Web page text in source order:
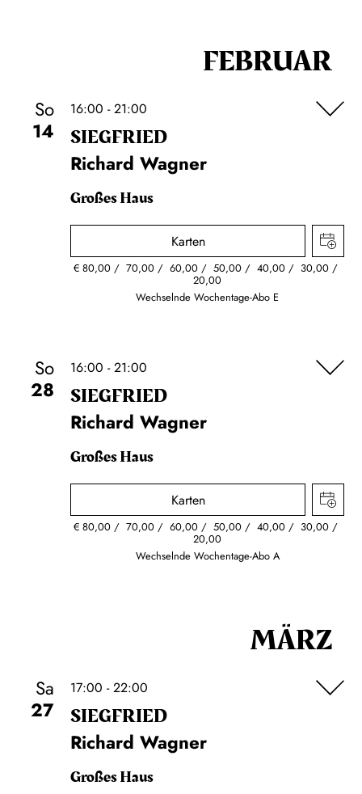
FEBRUAR
So
14
16:00 - 21:00
SIEG­FRIED
Richard Wagner
Großes Haus
Karten
€80,00 70,00 60,00 50,00 40,00 30,00
20,00
Wechselnde Wochentage-Abo E
So
28
16:00 - 21:00
SIEG­FRIED
Richard Wagner
Großes Haus
Karten
€80,00 70,00 60,00 50,00 40,00 30,00
20,00
Wechselnde Wochentage-Abo A
MÄRZ
Sa
27
17:00 - 22:00
SIEG­FRIED
Richard Wagner
Großes Haus